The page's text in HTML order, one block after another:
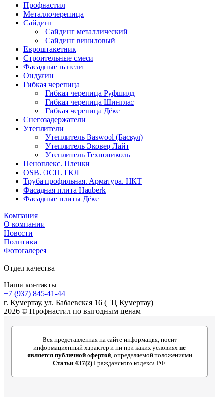
Профнастил
Металлочерепица
Сайдинг
Сайдинг металлический
Сайдинг виниловый
Евроштакетник
Строительные смеси
Фасадные панели
Ондулин
Гибкая черепица
Гибкая черепица Руфшилд
Гибкая черепица Шинглас
Гибкая черепица Дёке
Снегозадержатели
Утеплители
Утеплитель Baswool (Басвул)
Утеплитель Эковер Лайт
Утеплитель Технониколь
Пеноплекс. Пленки
OSB. ОСП. ГКЛ
Труба профильная. Арматура. НКТ
Фасадная плита Hauberk
Фасадные плиты Дёке
Компания
О компании
Новости
Политика
Фотогалерея
Отдел качества
Наши контакты
+7 (937) 845-41-44
г. Кумертау, ул. Бабаевская 16 (ТЦ Кумертау)
2026 © Профнастил по выгодным ценам
Вся представленная на сайте информация, носит
информационный характер и ни при каких условиях не
является публичной офертой, определяемой положениями
Статьи 437(2) Гражданского кодекса РФ.